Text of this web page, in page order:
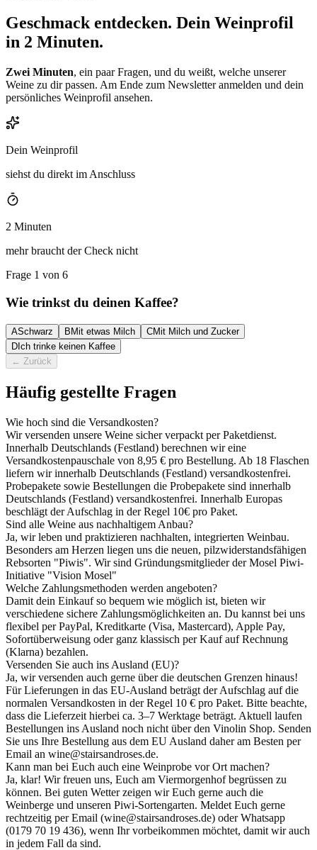
Geschmack entdecken. Dein Weinprofil
in 2 Minuten.
Zwei Minuten, ein paar Fragen, und du weißt, welche unserer
Weine zu dir passen. Am Ende zum Newsletter anmelden und dein
persönliches Weinprofil ansehen.
Dein Weinprofil
siehst du direkt im Anschluss
2 Minuten
mehr braucht der Check nicht
Frage 1 von 6
Wie trinkst du deinen Kaffee?
ASchwarz BMit etwas Milch CMit Milch und Zucker
DIch trinke keinen Kaffee
← Zurück
Häufig gestellte Fragen
Wie hoch sind die Versandkosten?
Wir versenden unsere Weine sicher verpackt per Paketdienst.
Innerhalb Deutschlands (Festland) berechnen wir eine
Versandkostenpauschale von 8,95 € pro Bestellung. Ab 18 Flaschen
liefern wir innerhalb Deutschlands (Festland) versandkostenfrei.
Probepakete sowie Bestellungen die Probepakete sind innerhalb
Deutschlands (Festland) versandkostenfrei. Innerhalb Europas
beschlägt der Aufschlag in der Regel 10€ pro Paket.
Sind alle Weine aus nachhaltigem Anbau?
Ja, wir leben und praktizieren nachhalten, integrierten Weinbau.
Besonders am Herzen liegen uns die neuen, pilzwiderstandsfähigen
Rebsorten "Piwis". Wir sind Gründungsmitglieder der Mosel Piwi-
Initiative "Vision Mosel"
Welche Zahlungsmethoden werden angeboten?
Damit dein Einkauf so bequem wie möglich ist, bieten wir
verschiedene sichere Zahlungsmöglichkeiten an. Du kannst bei uns
flexibel per PayPal, Kreditkarte (Visa, Mastercard), Apple Pay,
Sofortüberweisung oder ganz klassisch per Kauf auf Rechnung
(Klarna) bezahlen.
Versenden Sie auch ins Ausland (EU)?
Ja, wir versenden auch gerne über die deutschen Grenzen hinaus!
Für Lieferungen in das EU-Ausland beträgt der Aufschlag auf die
normalen Versandkosten in der Regel 10 € pro Paket. Bitte beachte,
dass die Lieferzeit hierbei ca. 3–7 Werktage beträgt. Aktuell laufen
Bestellungen ins Ausland noch nicht über den Vinolin Shop. Senden
Sie uns Ihre Bestellung aus dem EU Ausland daher am Besten per
Email an wine@stairsandroses.de.
Kann man bei Euch auch eine Weinprobe vor Ort machen?
Ja, klar! Wir freuen uns, Euch am Viermorgenhof begrüssen zu
können. Bei guten Wetter zeigen wir Euch gerne auch die
Weinberge und unseren Piwi-Sortengarten. Meldet Euch gerne
rechtzeitig per Email (wine@stairsandroses.de) oder Whatsapp
(0179 70 19 436), wenn Ihr vorbeikommen möchtet, damit wir auch
in jedem Fall da sind.